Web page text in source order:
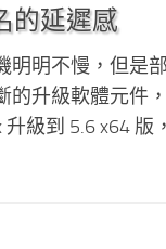
的延遲感
明不慢，但是
升級軟體元件
級到 5.6 x64 版